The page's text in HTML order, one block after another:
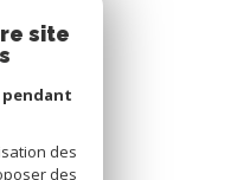
site
pendant
des
des